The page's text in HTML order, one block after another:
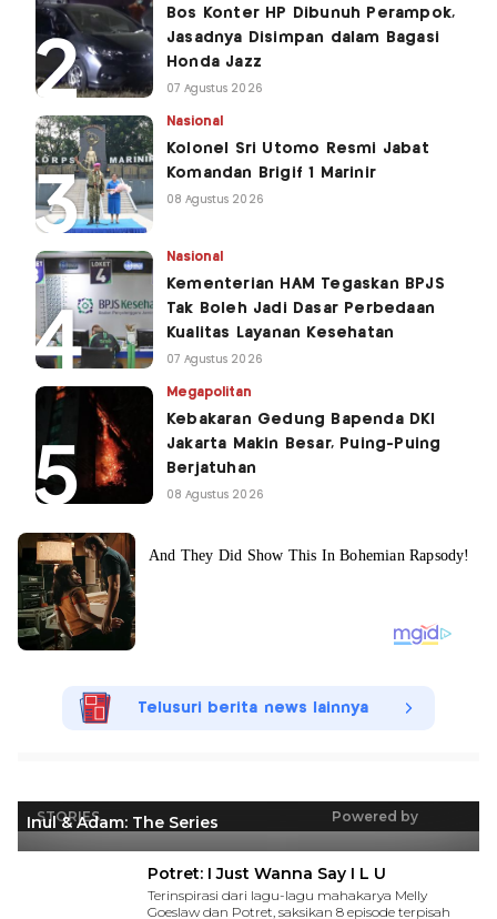
Bos Konter HP Dibunuh Perampok,
Jasadnya Disimpan dalam Bagasi
Honda Jazz
07 Agustus 2026
Nasional
Kolonel Sri Utomo Resmi Jabat
Komandan Brigif 1 Marinir
08 Agustus 2026
Nasional
Kementerian HAM Tegaskan BPJS
Tak Boleh Jadi Dasar Perbedaan
Kualitas Layanan Kesehatan
07 Agustus 2026
Megapolitan
Kebakaran Gedung Bapenda DKI
Jakarta Makin Besar, Puing-Puing
Berjatuhan
08 Agustus 2026
Telusuri berita news lainnya